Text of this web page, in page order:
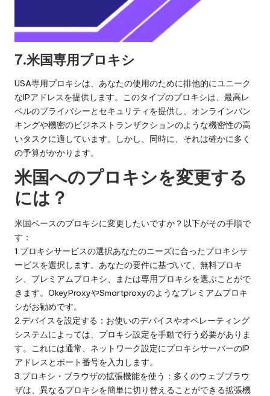
7.米国専用プロキシ
USA専用プロキシは、あなたの使用のために排他的にユニーク
なIPアドレスを提供します。このタイプのプロキシは、最高レ
ベルのプライバシーとセキュリティを提供し、オンラインバン
キングや機密のビジネストランザクションのような機密性の高
いタスクに適しています。しかし、同時に、それは確かに多く
の予算がかかります。
米国へのプロキシを変更する
には？
米国ベースのプロキシに変更したいですか？以下がその手順で
す：
1.プロキシサービスの選択あなたのニーズに合ったプロキシサ
ービスを選択します。あなたの要件に基づいて、無料プロキ
シ、プレミアムプロキシ、または専用プロキシを選ぶことがで
きます。OkeyProxyやSmartproxyのようなプレミアムプロキ
シがお勧めです。
2.デバイスを設定する：お使いのデバイスやオペレーティング
システムによっては、プロキシ設定を手動で行う必要がありま
す。これには通常、ネットワーク設定にプロキシサーバーのIP
アドレスとポート番号を入力します。
3.プロキシ・ブラウザの拡張機能を使う：多くのウェブブラウ
ザは、異なるプロキシを簡単に切り替えることができる拡張機